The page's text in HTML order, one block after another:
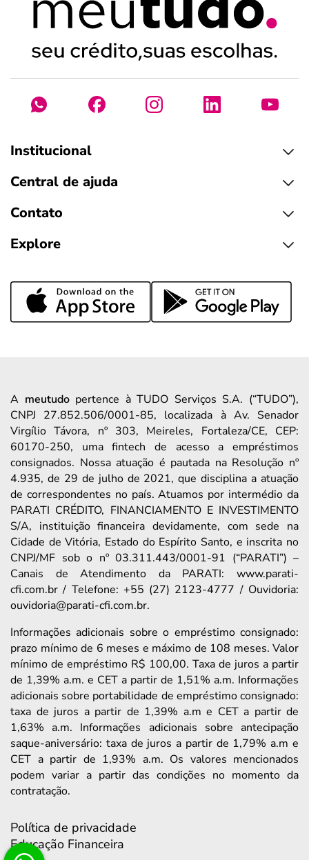
Institucional
Central de ajuda
Contato
Explore
A meutudopertence à TUDO Serviços S.A. (“TUDO”),
CNPJ 27.852.506/0001-85, localizada à Av. Senador
Virgílio Távora, nº 303, Meireles, Fortaleza/CE, CEP:
60170-250, uma fintech de acesso a empréstimos
consignados. Nossa atuação é pautada na Resolução nº
4.935, de 29 de julho de 2021, que disciplina a atuação
de correspondentes no país. Atuamos por intermédio da
PARATI CRÉDITO, FINANCIAMENTO E INVESTIMENTO
S/A, instituição financeira devidamente, com sede na
Cidade de Vitória, Estado do Espírito Santo, e inscrita no
CNPJ/MF sob o nº 03.311.443/0001-91 (“PARATI”) –
Canais de Atendimento da PARATI: www.parati-
cfi.com.br / Telefone: +55 (27) 2123-4777 / Ouvidoria:
ouvidoria@parati-cfi.com.br.
Informações adicionais sobre o empréstimo consignado:
prazo mínimo de 6 meses e máximo de 108 meses. Valor
mínimo de empréstimo R$ 100,00. Taxa de juros a partir
de 1,39% a.m. e CET a partir de 1,51% a.m. Informações
adicionais sobre portabilidade de empréstimo consignado:
taxa de juros a partir de 1,39% a.m e CET a partir de
1,63% a.m. Informações adicionais sobre antecipação
saque-aniversário: taxa de juros a partir de 1,79% a.m e
CET a partir de 1,93% a.m. Os valores mencionados
podem variar a partir das condições no momento da
contratação.
Política de privacidade
Educação Financeira